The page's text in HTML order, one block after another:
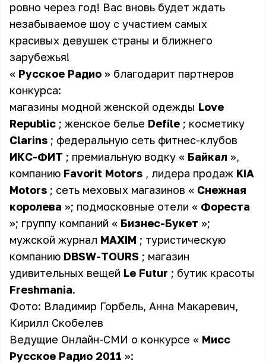
ровно через год! Вас вновь будет ждать
незабываемое шоу с участием самых
красивых девушек страны и ближнего
зарубежья!
« Русское Радио » благодарит партнеров
конкурса:
магазины модной женской одежды Love
Republic ; женское белье Defile ; косметику
Clarins ; федеральную сеть фитнес-клубов
ИКС-ФИТ ; премиальную водку « Байкал »,
компанию Favorit Motors , лидера продаж KIA
Motors ; сеть меховых магазинов « Снежная
королева »; подмосковные отели « Фореста
»; группу компаний « Бизнес-Букет »;
мужской журнал MAXIM ; туристическую
компанию DBSW-TOURS ; магазин
удивительных вещей Le Futur ; бутик красоты
Freshmania.
Фото: Владимир Горбель, Анна Макаревич,
Кирилл Скобелев
Ведущие Онлайн-СМИ о конкурсе « Мисс
Русское Радио 2011 »: